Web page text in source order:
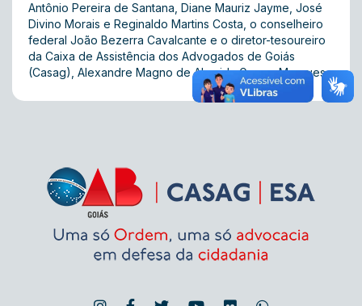
Antônio Pereira de Santana, Diane Mauriz Jayme, José
Divino Morais e Reginaldo Martins Costa, o conselheiro
federal João Bezerra Cavalcante e o diretor-tesoureiro
da Caixa de Assistência dos Advogados de Goiás
(Casag), Alexandre Magno de Almeida Guerra Marques.